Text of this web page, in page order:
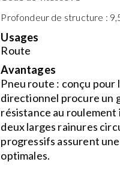
Profondeur de structure :
Usages
Route
Avantages
Pneu route : conçu pour
directionnel procure un
résistance au roulement
deux larges rainures
progressifs assurent
optimales.